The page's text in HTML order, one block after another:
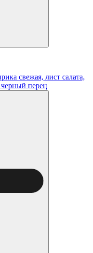
свежая, лист салата,
перец